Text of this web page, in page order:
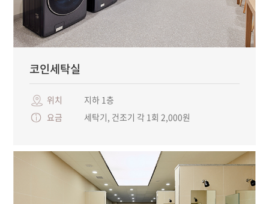
코인세탁실
위치
지하 1층
요금
세탁기, 건조기 각 1회 2,000원